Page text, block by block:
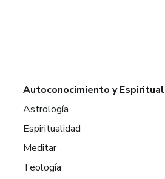
Autoconocimiento y
Astrología
Espiritualidad
Meditar
Teología